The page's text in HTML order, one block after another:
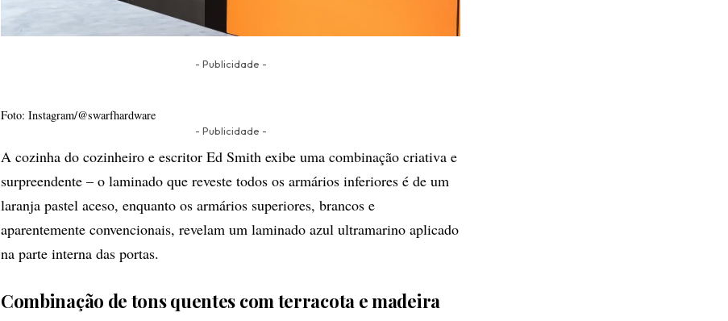
- Publicidade -
Foto: Instagram/@swarfhardware
- Publicidade -
A cozinha do cozinheiro e escritor Ed Smith exibe uma combinação criativa e
surpreendente – o laminado que reveste todos os armários inferiores é de um
laranja pastel aceso, enquanto os armários superiores, brancos e
aparentemente convencionais, revelam um laminado azul ultramarino aplicado
na parte interna das portas.
Combinação de tons quentes com terracota e madeira